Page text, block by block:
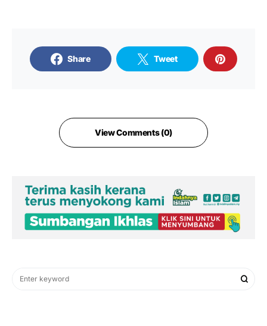
Share Tweet
View Comments (0)